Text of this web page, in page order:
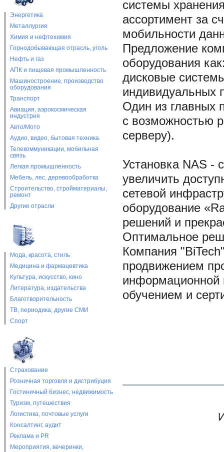
Энергетика
Металлургия
Химия и нефтехимия
Горнодобывающая отрасль, уголь
Нефть и газ
АПК и пищевая промышленность
Машиностроение, производство
оборудования
Транспорт
Авиация, аэрокосмическая
индустрия
Авто/Мото
Аудио, видео, бытовая техника
Телекоммуникации, мобильная
связь
Легкая промышленность
Мебель, лес, деревообработка
Строительство, стройматериалы,
ремонт
Другие отрасли
Мода, красота, стиль
Медицина и фармацевтика
Культура, искусство, кино
Литература, издательства
Благотворительность
ТВ, периодика, другие СМИ
Спорт
Страхование
Розничная торговля и дистрибуция
Гостиничный бизнес, недвижимость
Туризм, путешествия
Логистика, почтовые услуги
Консалтинг, аудит
Реклама и PR
Мероприятия, вечеринки,
системы
ассортимент за
мобильности
Предложение
оборудования
дисковые
индивидуальных
Один из главных
с возможностью
серверу).
Установка NAS -
увеличить
сетевой
оборудование
решений и
Оптимальное
Компания
продвижением
информационной
обучением и